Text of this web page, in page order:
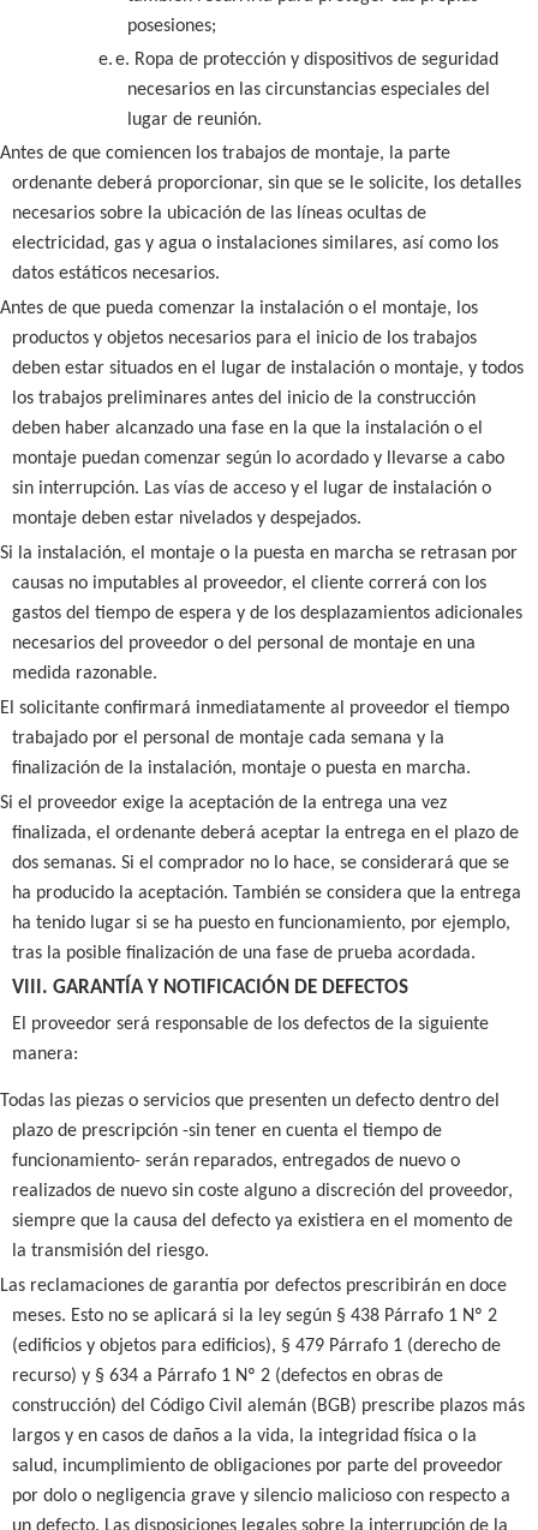
posesiones;
e.e. Ropa de protección y dispositivos de seguridad
necesarios en las circunstancias especiales del
lugar de reunión.
Antes de que comiencen los trabajos de montaje, la parte
ordenante deberá proporcionar, sin que se le solicite, los detalles
necesarios sobre la ubicación de las líneas ocultas de
electricidad, gas y agua o instalaciones similares, así como los
datos estáticos necesarios.
Antes de que pueda comenzar la instalación o el montaje, los
productos y objetos necesarios para el inicio de los trabajos
deben estar situados en el lugar de instalación o montaje, y todos
los trabajos preliminares antes del inicio de la construcción
deben haber alcanzado una fase en la que la instalación o el
montaje puedan comenzar según lo acordado y llevarse a cabo
sin interrupción. Las vías de acceso y el lugar de instalación o
montaje deben estar nivelados y despejados.
Si la instalación, el montaje o la puesta en marcha se retrasan por
causas no imputables al proveedor, el cliente correrá con los
gastos del tiempo de espera y de los desplazamientos adicionales
necesarios del proveedor o del personal de montaje en una
medida razonable.
El solicitante confirmará inmediatamente al proveedor el tiempo
trabajado por el personal de montaje cada semana y la
finalización de la instalación, montaje o puesta en marcha.
Si el proveedor exige la aceptación de la entrega una vez
finalizada, el ordenante deberá aceptar la entrega en el plazo de
dos semanas. Si el comprador no lo hace, se considerará que se
ha producido la aceptación. También se considera que la entrega
ha tenido lugar si se ha puesto en funcionamiento, por ejemplo,
tras la posible finalización de una fase de prueba acordada.
VIII. GARANTÍA Y NOTIFICACIÓN DE DEFECTOS
El proveedor será responsable de los defectos de la siguiente
manera:
Todas las piezas o servicios que presenten un defecto dentro del
plazo de prescripción -sin tener en cuenta el tiempo de
funcionamiento- serán reparados, entregados de nuevo o
realizados de nuevo sin coste alguno a discreción del proveedor,
siempre que la causa del defecto ya existiera en el momento de
la transmisión del riesgo.
Las reclamaciones de garantía por defectos prescribirán en doce
meses. Esto no se aplicará si la ley según § 438 Párrafo 1 Nº 2
(edificios y objetos para edificios), § 479 Párrafo 1 (derecho de
recurso) y § 634 a Párrafo 1 Nº 2 (defectos en obras de
construcción) del Código Civil alemán (BGB) prescribe plazos más
largos y en casos de daños a la vida, la integridad física o la
salud, incumplimiento de obligaciones por parte del proveedor
por dolo o negligencia grave y silencio malicioso con respecto a